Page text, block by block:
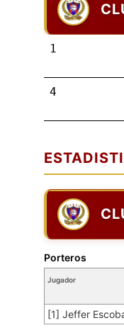
1
4
Jugador
[1] Jeffer
Porteros